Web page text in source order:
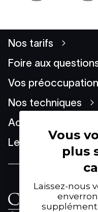
Nos tarifs
Foire aux
Vos
Nos techniques
Actualités
Le GroupeVous
plus
Laissez-nous